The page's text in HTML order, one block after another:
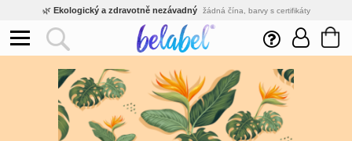
🌿 Ekologický a zdravotně nezávadný žádná čína, barvy s certifikáty
Inovativní výroba vlastní vývoj, nejnovější technologie
Rychlé dodání expedujeme do 24h
Výhodné pro firmy velké množstevní slevy
Kvalita pod kontrolou jsme přímý výrobce, žádný zprostředkovatel
🛒Eshop s tradicí od roku 2010 tisíce spokojených zákazníků